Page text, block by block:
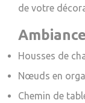
de votre
Housses de
Nœuds en
Chemin de